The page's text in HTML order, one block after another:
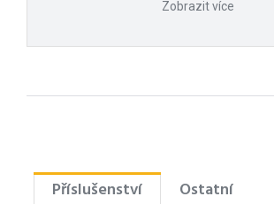
Zobrazit více
Příslušenství Ostatní